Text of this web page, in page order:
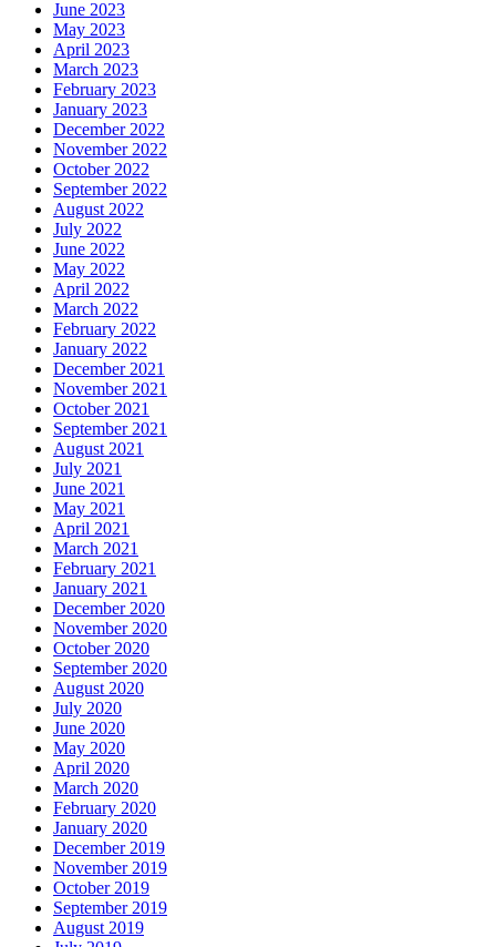
June 2023
May 2023
April 2023
March 2023
February 2023
January 2023
December 2022
November 2022
October 2022
September 2022
August 2022
July 2022
June 2022
May 2022
April 2022
March 2022
February 2022
January 2022
December 2021
November 2021
October 2021
September 2021
August 2021
July 2021
June 2021
May 2021
April 2021
March 2021
February 2021
January 2021
December 2020
November 2020
October 2020
September 2020
August 2020
July 2020
June 2020
May 2020
April 2020
March 2020
February 2020
January 2020
December 2019
November 2019
October 2019
September 2019
August 2019